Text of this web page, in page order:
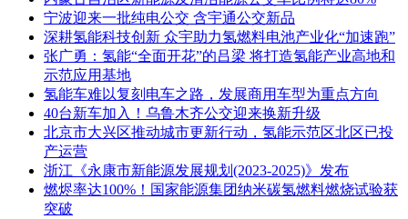
宁波迎来一批纯电公交 含宇通公交新品
深耕氢能科技创新 众宇助力氢燃料电池产业化“加速跑”
张广勇：氢能“全面开花”的吕梁 将打造氢能产业高地和
示范应用基地
氢能车难以复刻电车之路，发展商用车型为重点方向
40台新车加入！乌鲁木齐公交迎来换新升级
北京市大兴区推动城市更新行动，氢能示范区北区已投
产运营
浙江《永康市新能源发展规划(2023-2025)》发布
燃烬率达100%！国家能源集团纳米碳氢燃料燃烧试验获
突破